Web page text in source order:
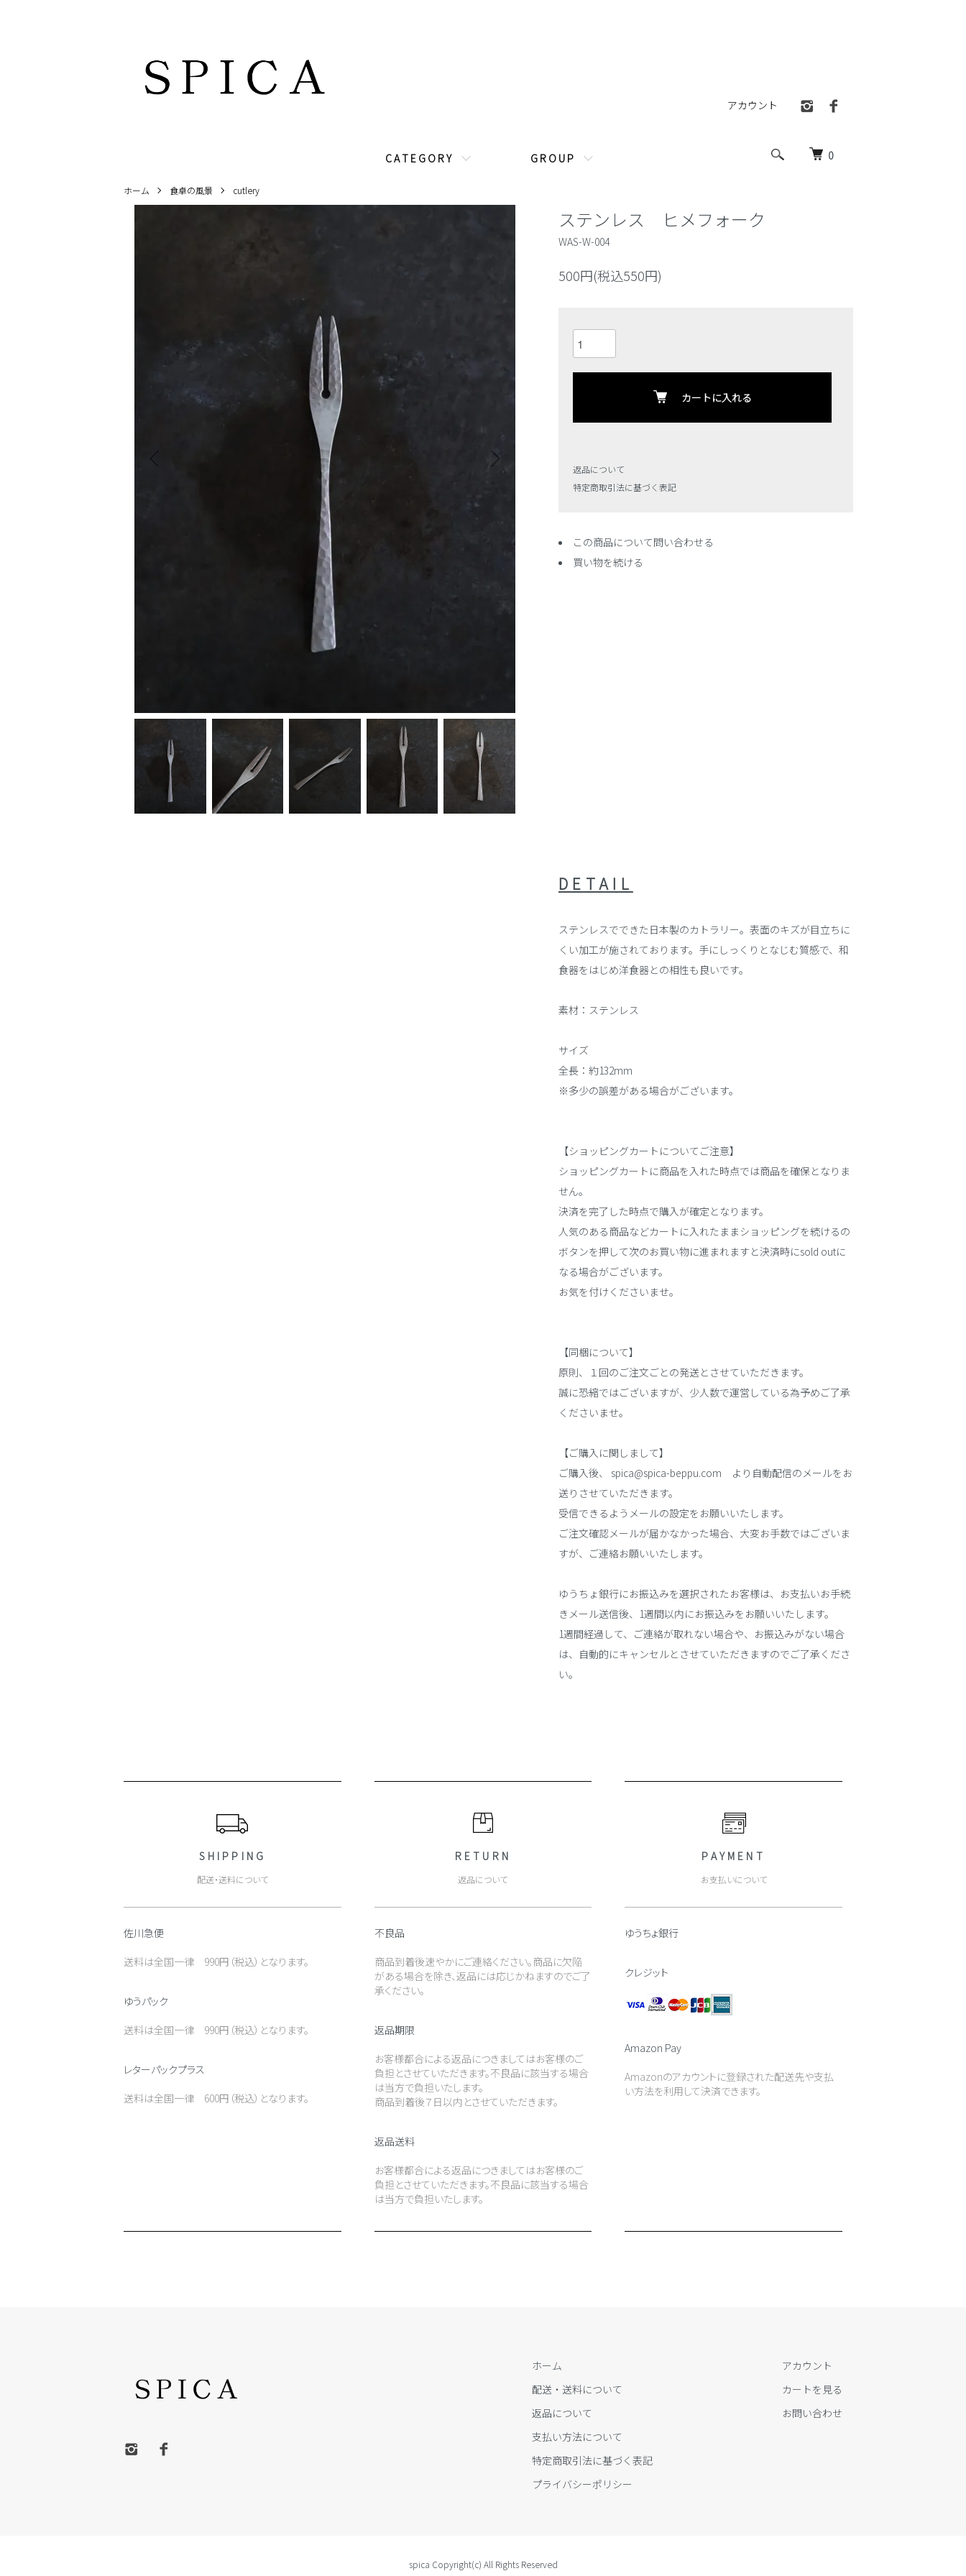
0
C A T E G O R Y G R O U P
アカウント
ホーム 食卓の風景 cutlery
ステンレス ヒメフォーク
WAS-W-004
500円(税込550円)
カートに入れる
返品について
特定商取引法に基づく表記
この商品について問い合わせる
買い物を続ける
DETAIL
ステンレスでできた日本製のカトラリー。表面のキズが目立ちに
くい加工が施されております。手にしっくりとなじむ質感で、和
食器をはじめ洋食器との相性も良いです。
素材：ステンレス
サイズ
全長：約132mm
※多少の誤差がある場合がございます。
【ショッピングカートについてご注意】
ショッピングカートに商品を入れた時点では商品を確保となりま
せん。
決済を完了した時点で購入が確定となります。
人気のある商品などカートに入れたままショッピングを続けるの
ボタンを押して次のお買い物に進まれますと決済時にsold outに
なる場合がございます。
お気を付けくださいませ。
【同梱について】
原則、１回のご注文ごとの発送とさせていただきます。
誠に恐縮ではございますが、少人数で運営している為予めご了承
くださいませ。
【ご購入に関しまして】
ご購入後、 spica@spica-beppu.com より自動配信のメールをお
送りさせていただきます。
受信できるようメールの設定をお願いいたします。
ご注文確認メールが届かなかった場合、大変お手数ではございま
すが、ご連絡お願いいたします。
ゆうちょ銀行にお振込みを選択されたお客様は、お支払いお手続
きメール送信後、1週間以内にお振込みをお願いいたします。
1週間経過して、ご連絡が取れない場合や、お振込みがない場合
は、自動的にキャンセルとさせていただきますのでご了承くださ
い。
SHIPPING
配送・送料について
佐川急便
送料は全国一律 990円（税込）となります。
ゆうパック
送料は全国一律 990円（税込）となります。
レターパックプラス
送料は全国一律 600円（税込）となります。
RETURN
返品について
不良品
商品到着後速やかにご連絡ください。商品に欠陥
がある場合を除き、返品には応じかねますのでご了
承ください。
返品期限
お客様都合による返品につきましてはお客様のご
負担とさせていただきます。不良品に該当する場合
は当方で負担いたします。
商品到着後７日以内とさせていただきます。
返品送料
お客様都合による返品につきましてはお客様のご
負担とさせていただきます。不良品に該当する場合
は当方で負担いたします。
PAYMENT
お支払いについて
ゆうちょ銀行
クレジット
Amazon Pay
Amazonのアカウントに登録された配送先や支払
い方法を利用して決済できます。
ホーム
配送・送料について
返品について
支払い方法について
特定商取引法に基づく表記
プライバシーポリシー
アカウント
カートを見る
お問い合わせ
spica Copyright(c) All Rights Reserved